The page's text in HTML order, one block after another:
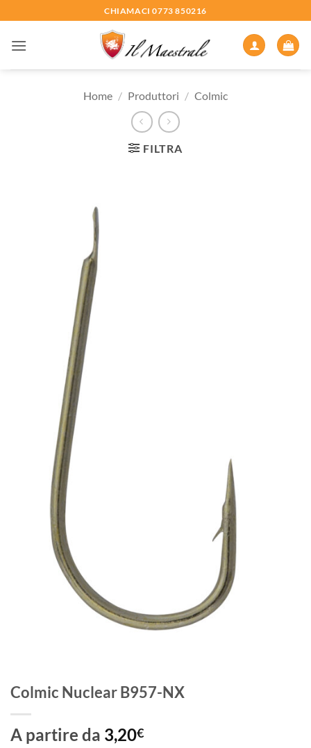
ai
contenuti
CHIAMACI 0773 850216
Home / Produttori / Colmic
FILTRA
Colmic Nuclear B957-NX
A partire da 3,20€